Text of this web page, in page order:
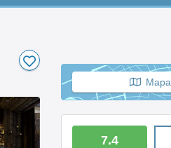
Mapa
7.4